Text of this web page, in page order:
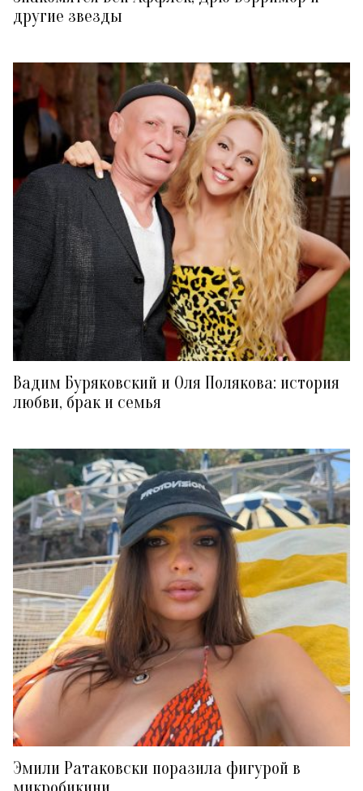
другие звезды
Вадим Буряковский и Оля Полякова: история
любви, брак и семья
Эмили Ратаковски поразила фигурой в